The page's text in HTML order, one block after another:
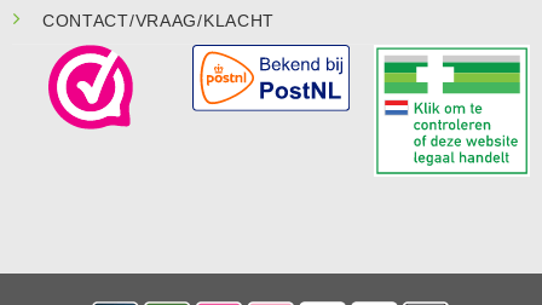
CONTACT/VRAAG/KLACHT